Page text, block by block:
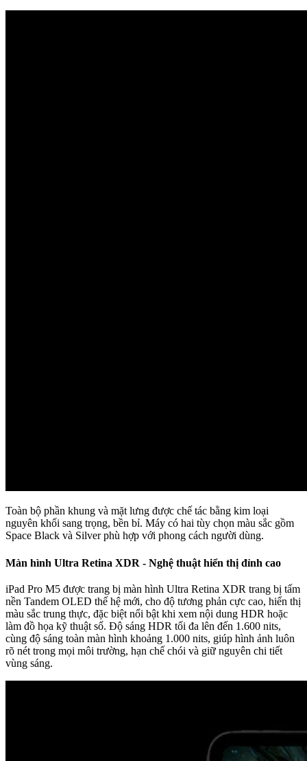
Toàn bộ phần khung và mặt lưng được chế tác bằng kim loại
nguyên khối sang trọng, bền bỉ. Máy có hai tùy chọn màu sắc gồm
Space Black và Silver phù hợp với phong cách người dùng.
Màn hình Ultra Retina XDR - Nghệ thuật hiển thị đỉnh cao
iPad Pro M5 được trang bị màn hình Ultra Retina XDR trang bị tấm
nền Tandem OLED thế hệ mới, cho độ tương phản cực cao, hiển thị
màu sắc trung thực, đặc biệt nổi bật khi xem nội dung HDR hoặc
làm đồ họa kỹ thuật số. Độ sáng HDR tối đa lên đến 1.600 nits,
cùng độ sáng toàn màn hình khoảng 1.000 nits, giúp hình ảnh luôn
rõ nét trong mọi môi trường, hạn chế chói và giữ nguyên chi tiết
vùng sáng.